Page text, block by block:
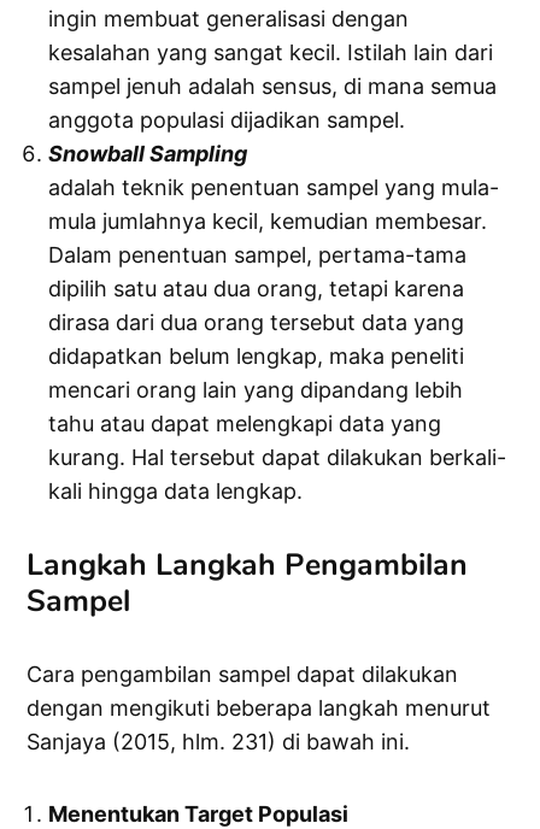
ingin membuat generalisasi dengan
kesalahan yang sangat kecil. Istilah lain dari
sampel jenuh adalah sensus, di mana semua
anggota populasi dijadikan sampel.
Snowball Sampling
adalah teknik penentuan sampel yang mula-
mula jumlahnya kecil, kemudian membesar.
Dalam penentuan sampel, pertama-tama
dipilih satu atau dua orang, tetapi karena
dirasa dari dua orang tersebut data yang
didapatkan belum lengkap, maka peneliti
mencari orang lain yang dipandang lebih
tahu atau dapat melengkapi data yang
kurang. Hal tersebut dapat dilakukan berkali-
kali hingga data lengkap.
Langkah Langkah Pengambilan
Sampel
Cara pengambilan sampel dapat dilakukan
dengan mengikuti beberapa langkah menurut
Sanjaya (2015, hlm. 231) di bawah ini.
Menentukan Target Populasi